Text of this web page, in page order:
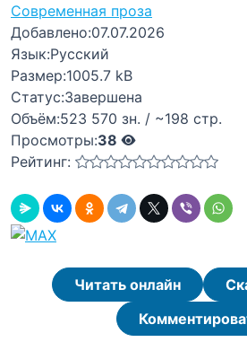
Современная проза
Добавлено:07.07.2026
Язык:Русский
Размер:1005.7 kB
Статус:Завершена
Объём:523 570 зн. / ~198 стр.
Просмотры:38
Рейтинг:
Читать онлайн